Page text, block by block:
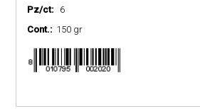
Pz/ct: 6
Cont.: 150 gr